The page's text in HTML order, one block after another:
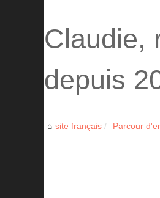
Claudie,
depuis
site français Parcour